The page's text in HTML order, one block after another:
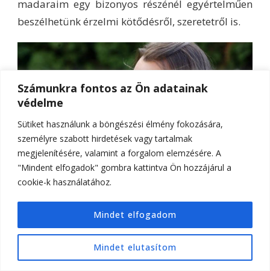
Számunkra fontos az Ön adatainak
védelme
Sütiket használunk a böngészési élmény fokozására,
személyre szabott hirdetések vagy tartalmak
megjelenítésére, valamint a forgalom elemzésére. A
"Mindent elfogadok" gombra kattintva Ön hozzájárul a
cookie-k használatához.
Mindet elutasítom
Mindet elfogadom
madaraim egy bizonyos részénél egyértelműen
beszélhetünk érzelmi kötődésről, szeretetről is.
− Vannak olyan madarak egy fajon belül, amelyek
kevéssé betaníthatók, együttműködők? Ön szerint